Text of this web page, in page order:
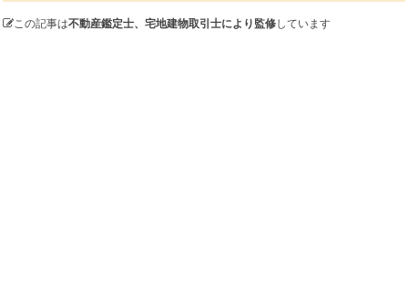
この記事は不動産鑑定士、宅地建物取引士により監修しています